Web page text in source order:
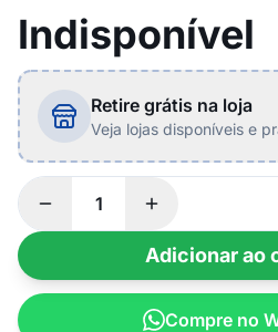
Indisponível
Retire grátis na loja
Veja lojas disponíveis e
Adicionar ao
Compre no